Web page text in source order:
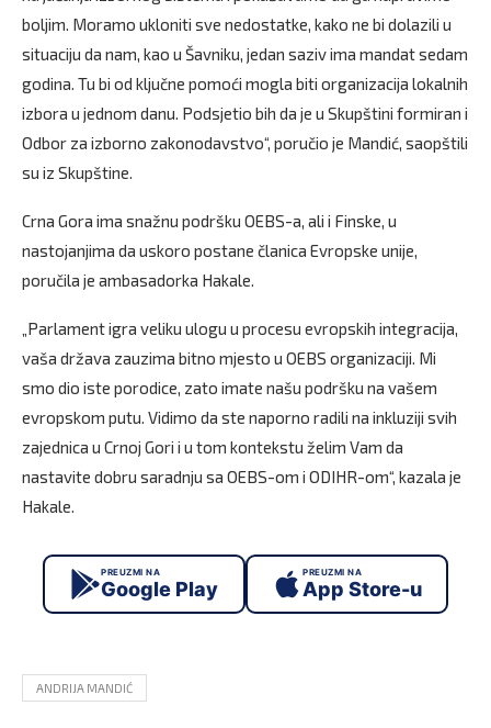
boljim. Moramo ukloniti sve nedostatke, kako ne bi dolazili u
situaciju da nam, kao u Šavniku, jedan saziv ima mandat sedam
godina. Tu bi od ključne pomoći mogla biti organizacija lokalnih
izbora u jednom danu. Podsjetio bih da je u Skupštini formiran i
Odbor za izborno zakonodavstvo“, poručio je Mandić, saopštili
su iz Skupštine.
Crna Gora ima snažnu podršku OEBS-a, ali i Finske, u
nastojanjima da uskoro postane članica Evropske unije,
poručila je ambasadorka Hakale.
„Parlament igra veliku ulogu u procesu evropskih integracija,
vaša država zauzima bitno mjesto u OEBS organizaciji. Mi
smo dio iste porodice, zato imate našu podršku na vašem
evropskom putu. Vidimo da ste naporno radili na inkluziji svih
zajednica u Crnoj Gori i u tom kontekstu želim Vam da
nastavite dobru saradnju sa OEBS-om i ODIHR-om“, kazala je
Hakale.
PREUZMI NA
Google Play
PREUZMI NA
App Store-u
ANDRIJA MANDIĆ